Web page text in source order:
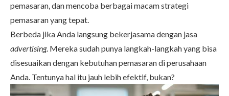
pemasaran, dan mencoba berbagai macam strategi
pemasaran yang tepat.
Berbeda jika Anda langsung bekerjasama dengan jasa
advertising. Mereka sudah punya langkah-langkah yang bisa
disesuaikan dengan kebutuhan pemasaran di perusahaan
Anda. Tentunya hal itu jauh lebih efektif, bukan?